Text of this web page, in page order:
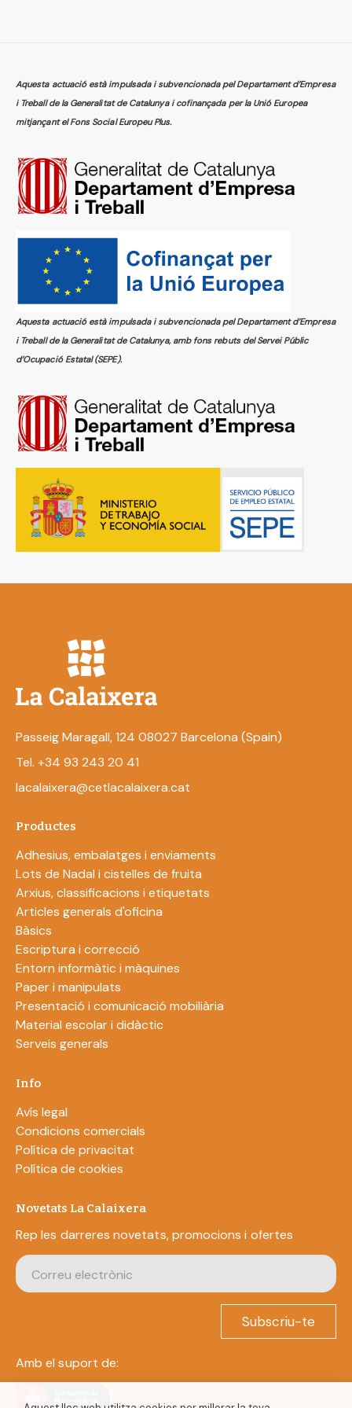
Aquesta actuació està impulsada i subvencionada pel Departament d’Empresa
i Treball de la Generalitat de Catalunya i cofinançada per la Unió Europea
mitjançant el Fons Social Europeu Plus.
Aquesta actuació està impulsada i subvencionada pel Departament d’Empresa
i Treball de la Generalitat de Catalunya, amb fons rebuts del Servei Públic
d’Ocupació Estatal (SEPE).
Passeig Maragall, 124 08027 Barcelona (Spain)
Tel. +34 93 243 20 41
lacalaixera@cetlacalaixera.cat
Productes
Adhesius, embalatges i enviaments
Lots de Nadal i cistelles de fruita
Arxius, classificacions i etiquetats
Articles generals d'oficina
Bàsics
Escriptura i correcció
Entorn informàtic i màquines
Paper i manipulats
Presentació i comunicació mobiliària
Material escolar i didàctic
Serveis generals
Info
Avís legal
Condicions comercials
Política de privacitat
Política de cookies
Novetats La Calaixera
Rep les darreres novetats, promocions i ofertes
Subscriu-te
Amb el suport de: